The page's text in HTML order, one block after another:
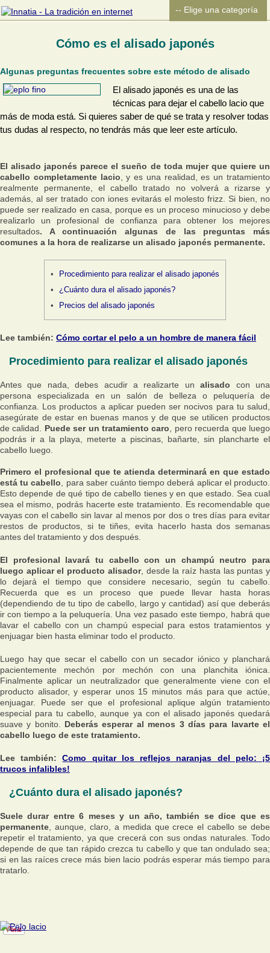
Cómo es el alisado japonés
Algunas preguntas frecuentes sobre este método de alisado
El alisado japonés es una de las
técnicas para dejar el cabello lacio que
más de moda está. Si quieres saber de qué se trata y resolver todas
tus dudas al respecto, no tendrás más que leer este artículo.
El alisado japonés parece el sueño de toda mujer que quiere un
cabello completamente lacio , y es una realidad, es un tratamiento
realmente permanente, el cabello tratado no volverá a rizarse y
además, al ser tratado con iones evitarás el molesto frizz. Si bien, no
puede ser realizado en casa, porque es un proceso minucioso y debe
realizarlo un profesional de confianza para obtener los mejores
resultados. A continuación algunas de las preguntas más
comunes a la hora de realizarse un alisado japonés permanente.
Procedimiento para realizar el alisado japonés
¿Cuánto dura el alisado japonés?
Precios del alisado japonés
Lee también: Cómo cortar el pelo a un hombre de manera fácil
Procedimiento para realizar el alisado japonés
Antes que nada, debes acudir a realizarte unalisado con una
persona especializada en un salón de belleza o peluquería de
confianza. Los productos a aplicar pueden ser nocivos para tu salud,
asegúrate de estar en buenas manos y de que se utilicen productos
de calidad.
Puede ser un tratamiento caro , pero recuerda que luego
podrás ir a la playa, meterte a piscinas, bañarte, sin plancharte el
cabello luego.
Primero el profesional que te atienda determinará en que estado
está tu cabello , para saber cuánto tiempo deberá aplicar el producto.
Esto depende de qué tipo de cabello tienes y en que estado. Sea cual
sea el mismo, podrás hacerte este tratamiento. Es recomendable que
vayas con el cabello sin lavar al menos por dos o tres días para evitar
restos de productos, si te tiñes, evita hacerlo hasta dos semanas
antes del tratamiento y dos después.
El profesional lavará tu cabello con un champú neutro para
luego aplicar el producto alisador, desde la raíz hasta las puntas y
lo dejará el tiempo que considere necesario, según tu cabello.
Recuerda que es un proceso que puede llevar hasta horas
(dependiendo de tu tipo de cabello, largo y cantidad) así que deberás
ir con tiempo a la peluquería. Una vez pasado este tiempo, habrá que
lavar el cabello con un champú especial para estos tratamientos y
enjuagar bien hasta eliminar todo el producto.
Luego hay que secar el cabello con un secador iónico y planchará
pacientemente mechón por mechón con una planchita iónica.
Finalmente aplicar un neutralizador que generalmente viene con el
producto alisador, y esperar unos 15 minutos más para que actúe,
enjuagar. Puede ser que el profesional aplique algún tratamiento
especial para tu cabello, aunque ya con el alisado japonés quedará
suave y bonito. Deberás esperar al menos 3 días para lavarte el
cabello luego de este tratamiento.
Lee también:Como quitar los reflejos naranjas del pelo: ¡5
trucos infalibles!
¿Cuánto dura el alisado japonés?
Suele durar entre 6 meses y un año, también se dice que es
permanente , aunque, claro, a medida que crece el cabello se debe
repetir el tratamiento, ya que crecerá con sus ondas naturales. Todo
depende de que tan rápido crezca tu cabello y que tan ondulado sea;
si en las raíces crece más bien lacio podrás esperar más tiempo para
tratarlo.